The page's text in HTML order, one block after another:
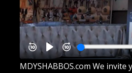
MDYSHABBOS.com We